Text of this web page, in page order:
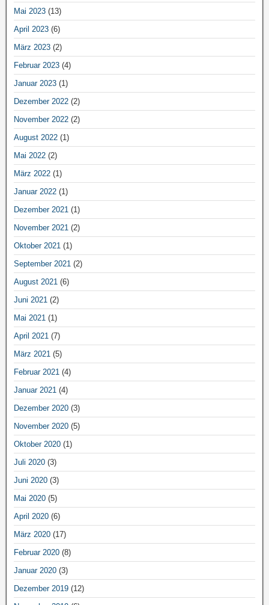
Mai 2023 (13)
April 2023 (6)
März 2023 (2)
Februar 2023 (4)
Januar 2023 (1)
Dezember 2022 (2)
November 2022 (2)
August 2022 (1)
Mai 2022 (2)
März 2022 (1)
Januar 2022 (1)
Dezember 2021 (1)
November 2021 (2)
Oktober 2021 (1)
September 2021 (2)
August 2021 (6)
Juni 2021 (2)
Mai 2021 (1)
April 2021 (7)
März 2021 (5)
Februar 2021 (4)
Januar 2021 (4)
Dezember 2020 (3)
November 2020 (5)
Oktober 2020 (1)
Juli 2020 (3)
Juni 2020 (3)
Mai 2020 (5)
April 2020 (6)
März 2020 (17)
Februar 2020 (8)
Januar 2020 (3)
Dezember 2019 (12)